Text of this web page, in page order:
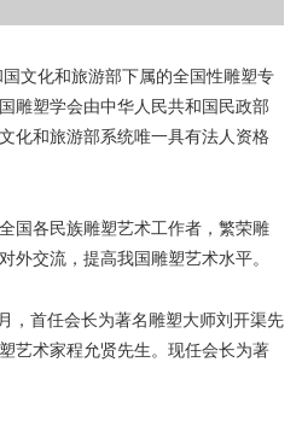
文化和旅游部下属的全国性雕塑专
雕塑学会由中华人民共和国民政部
化和旅游部系统唯一具有法人资格
国各民族雕塑艺术工作者，繁荣雕
外交流，提高我国雕塑艺术水平。
，首任会长为著名雕塑大师刘开渠先
艺术家程允贤先生。现任会长为著